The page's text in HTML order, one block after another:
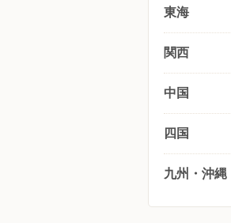
東海
関西
中国
四国
九州・沖縄